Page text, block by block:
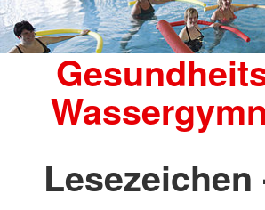
Lesezeichen